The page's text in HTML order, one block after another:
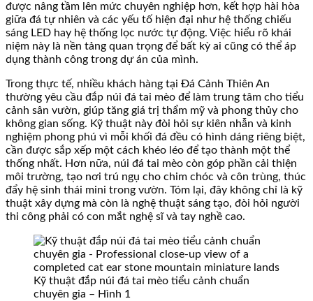
được nâng tầm lên mức chuyên nghiệp hơn, kết hợp hài hòa
giữa đá tự nhiên và các yếu tố hiện đại như hệ thống chiếu
sáng LED hay hệ thống lọc nước tự động. Việc hiểu rõ khái
niệm này là nền tảng quan trọng để bất kỳ ai cũng có thể áp
dụng thành công trong dự án của mình.
Trong thực tế, nhiều khách hàng tại Đá Cảnh Thiên An
thường yêu cầu đắp núi đá tai mèo để làm trung tâm cho tiểu
cảnh sân vườn, giúp tăng giá trị thẩm mỹ và phong thủy cho
không gian sống. Kỹ thuật này đòi hỏi sự kiên nhẫn và kinh
nghiệm phong phú vì mỗi khối đá đều có hình dáng riêng biệt,
cần được sắp xếp một cách khéo léo để tạo thành một thể
thống nhất. Hơn nữa, núi đá tai mèo còn góp phần cải thiện
môi trường, tạo nơi trú ngụ cho chim chóc và côn trùng, thúc
đẩy hệ sinh thái mini trong vườn. Tóm lại, đây không chỉ là kỹ
thuật xây dựng mà còn là nghệ thuật sáng tạo, đòi hỏi người
thi công phải có con mắt nghệ sĩ và tay nghề cao.
Kỹ thuật đắp núi đá tai mèo tiểu cảnh chuẩn
chuyên gia – Hình 1